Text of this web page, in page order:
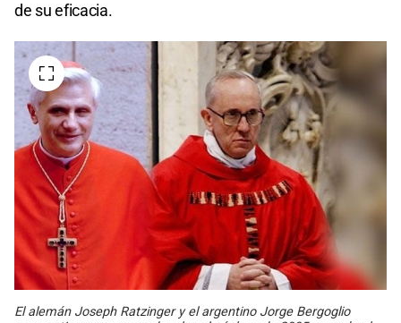
de su eficacia.
El alemán Joseph Ratzinger y el argentino Jorge Bergoglio